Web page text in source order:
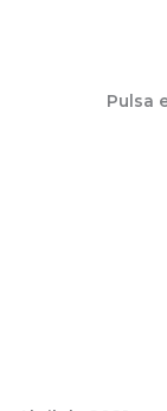
Pulsa